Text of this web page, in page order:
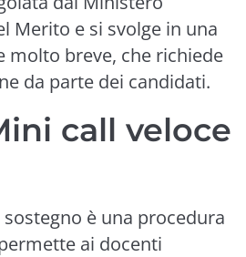
Merito e si svolge in una
molto breve, che richiede
da parte dei candidati.
call veloce
è una procedura
ai docenti